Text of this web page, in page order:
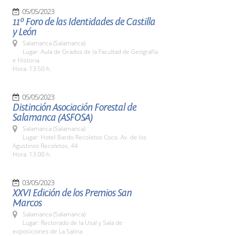
05/05/2023
11º Foro de las Identidades de Castilla
y León
Salamanca (Salamanca)
Lugar: Aula de Grados de la Facultad de Geografía
e Historia
Hora: 13:50 h.
05/05/2023
Distinción Asociación Forestal de
Salamanca (ASFOSA)
Salamanca (Salamanca)
Lugar: Hotel Bardo Recoletos Coco. Av. de los
Agustinos Recoletos, 44
Hora: 13:00 h.
03/05/2023
XXVI Edición de los Premios San
Marcos
Salamanca (Salamanca)
Lugar: Rectorado de la Usal y Sala de
exposiciones de La Salina